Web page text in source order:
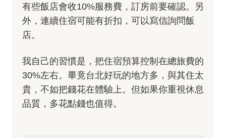
有些飯店會收10%服務費，訂房前要確認。另
外，連續住宿可能有折扣，可以寫信詢問飯
店。
我自己的習慣是，把住宿預算控制在總旅費的
30%左右。畢竟台北好玩的地方多，與其住太
貴，不如把錢花在體驗上。但如果你重視休息
品質，多花點錢也值得。